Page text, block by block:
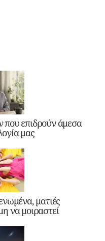
που επιδρούν άμεσα
μας
ματιές
να μοιραστεί